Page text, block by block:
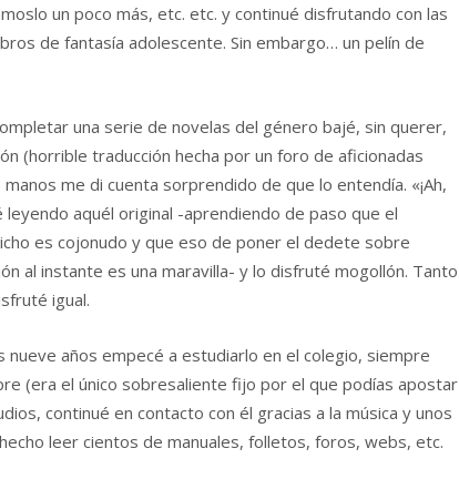
un poco más, etc. etc. y continué disfrutando con las
de fantasía adolescente. Sin embargo… un pelín de
una serie de novelas del género bajé, sin querer,
(horrible traducción hecha por un foro de aficionadas
me di cuenta sorprendido de que lo entendía. «¡Ah,
aquél original -aprendiendo de paso que el
es cojonudo y que eso de poner el dedete sobre
al instante es una maravilla- y lo disfruté mogollón. Tanto
igual.
nueve años empecé a estudiarlo en el colegio, siempre
(era el único sobresaliente fijo por el que podías apostar
continué en contacto con él gracias a la música y unos
leer cientos de manuales, folletos, foros, webs, etc.